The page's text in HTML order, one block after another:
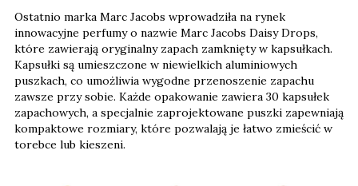
Ostatnio marka Marc Jacobs wprowadziła na rynek
innowacyjne perfumy o nazwie Marc Jacobs Daisy Drops,
które zawierają oryginalny zapach zamknięty w kapsułkach.
Kapsułki są umieszczone w niewielkich aluminiowych
puszkach, co umożliwia wygodne przenoszenie zapachu
zawsze przy sobie. Każde opakowanie zawiera 30 kapsułek
zapachowych, a specjalnie zaprojektowane puszki zapewniają
kompaktowe rozmiary, które pozwalają je łatwo zmieścić w
torebce lub kieszeni.